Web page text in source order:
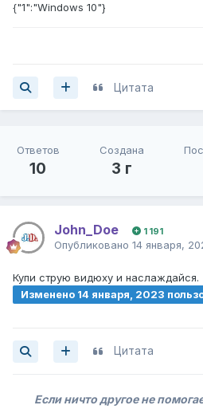
{"1":"Windows 10"}
Цитата
Ответов
10
Создана
3 г
John_Doe 1 191
Опубликовано 14 января,
Купи струю видюху и наслаждайся.
Изменено 14 января, 2023
Цитата
Если ничто другое не